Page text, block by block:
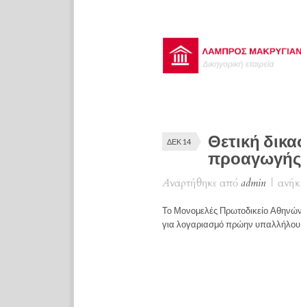
ΔΕΚ 14
Θετική
προαγωγής
Αναρτήθηκε από admin |
Το Μονομελές Πρωτοδικείο
για λογαριασμό πρώην